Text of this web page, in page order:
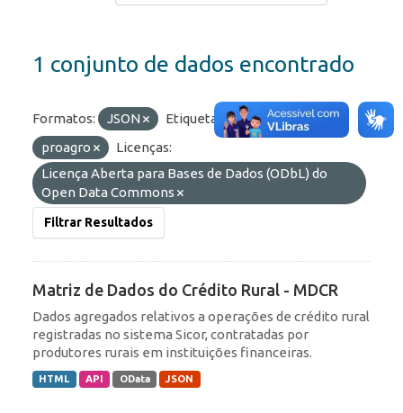
1 conjunto de dados encontrado
Formatos: JSON Etiquetas:
financiamento
proagro
Licenças:
Licença Aberta para Bases de Dados (ODbL) do
Open Data Commons
Filtrar Resultados
Matriz de Dados do Crédito Rural - MDCR
Dados agregados relativos a operações de crédito rural
registradas no sistema Sicor, contratadas por
produtores rurais em instituições financeiras.
HTML API OData JSON